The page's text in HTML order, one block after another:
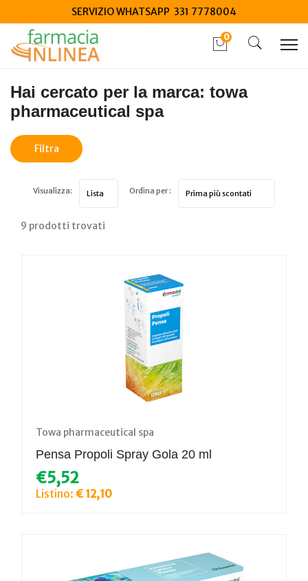
SERVIZIO WHATSAPP 331 7778004
0
Home Marche parafarmaci towa pharmaceutical spa
Hai cercato per la marca: towa
pharmaceutical spa
Filtra
9 prodotti trovati
Visualizza: Ordina per :
Towa pharmaceutical spa
Pensa Propoli Spray Gola 20 ml
€5,52
Listino: € 12,10